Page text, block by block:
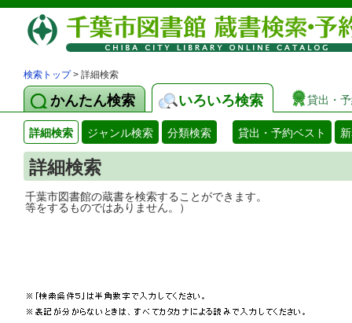
検索トップ> 詳細検索
かんたん検索 いろいろ検索 貸出・
詳細検索 ジャンル検索 分類検索 貸出・予約ベスト
詳細検索
千葉市図書館の蔵書を検索することがで
等をするものではありません。）